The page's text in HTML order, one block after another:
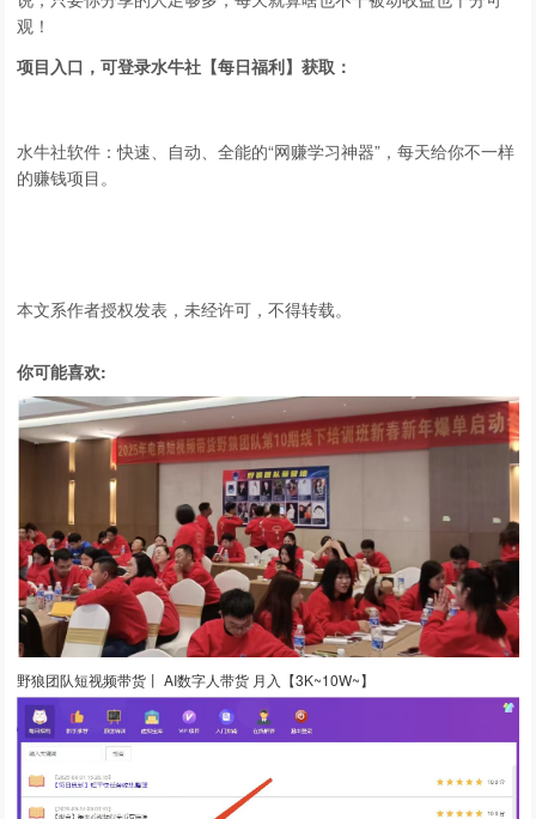
观！
项目入口，可登录水牛社【每日福利】获取：
水牛社软件：快速、自动、全能的“网赚学习神器”，每天给你不一样
的赚钱项目。
本文系作者授权发表，未经许可，不得转载。
你可能喜欢:
野狼团队短视频带货丨 AI数字人带货 月入【3K~10W~】